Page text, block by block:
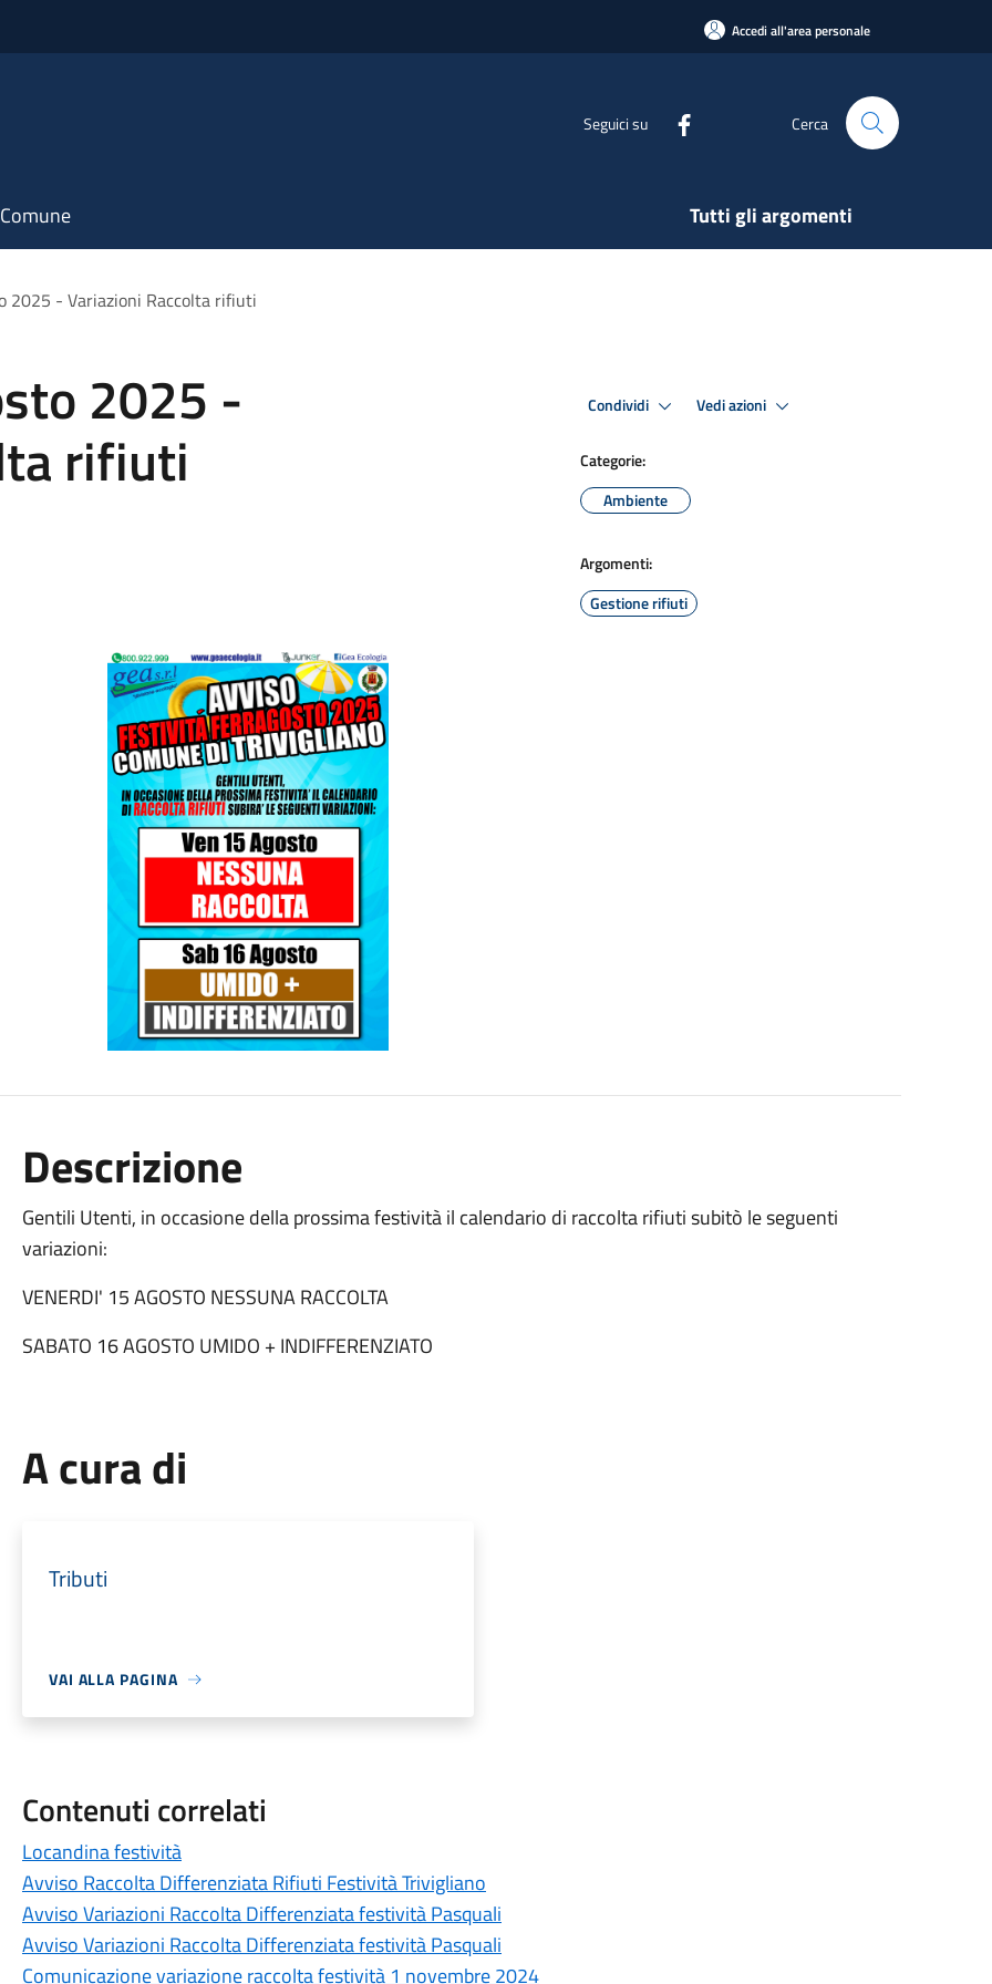
Accedi all'area personale
Seguici su Cerca
Tutti gli argomenti
2025 - Variazioni Raccolta rifiuti
2025 -
rifiuti
Condividi Vedi azioni
Categorie:
Ambiente
Argomenti:
Gestione rifiuti
Descrizione
Gentili Utenti, in occasione della prossima festività il calendario di raccolta rifiuti subitò le seguenti
variazioni:
VENERDI' 15 AGOSTO NESSUNA RACCOLTA
SABATO 16 AGOSTO UMIDO + INDIFFERENZIATO
A cura di
Tributi
VAI ALLA PAGINA
Contenuti correlati
Locandina festività
Avviso Raccolta Differenziata Rifiuti Festività Trivigliano
Avviso Variazioni Raccolta Differenziata festività Pasquali
Avviso Variazioni Raccolta Differenziata festività Pasquali
Comunicazione variazione raccolta festività 1 novembre 2024